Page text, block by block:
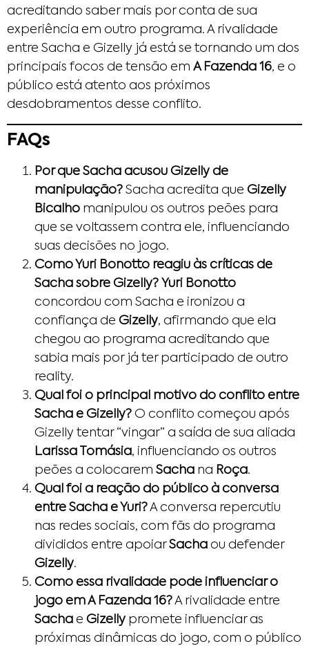
acreditando saber mais por conta de sua
experiência em outro programa. A rivalidade
entre Sacha e Gizelly já está se tornando um dos
principais focos de tensão em A Fazenda 16, e o
público está atento aos próximos
desdobramentos desse conflito.
FAQs
Por que Sacha acusou Gizelly de
manipulação? Sacha acredita que Gizelly
Bicalho manipulou os outros peões para
que se voltassem contra ele, influenciando
suas decisões no jogo.
Como Yuri Bonotto reagiu às críticas de
Sacha sobre Gizelly? Yuri Bonotto
concordou com Sacha e ironizou a
confiança de Gizelly, afirmando que ela
chegou ao programa acreditando que
sabia mais por já ter participado de outro
reality.
Qual foi o principal motivo do conflito entre
Sacha e Gizelly? O conflito começou após
Gizelly tentar “vingar” a saída de sua aliada
Larissa Tomásia, influenciando os outros
peões a colocarem Sacha na Roça.
Qual foi a reação do público à conversa
entre Sacha e Yuri?A conversa repercutiu
nas redes sociais, com fãs do programa
divididos entre apoiarSacha ou defender
Gizelly.
Como essa rivalidade pode influenciar o
jogo em A Fazenda 16?A rivalidade entre
Sacha e Gizelly promete influenciar as
próximas dinâmicas do jogo, com o público